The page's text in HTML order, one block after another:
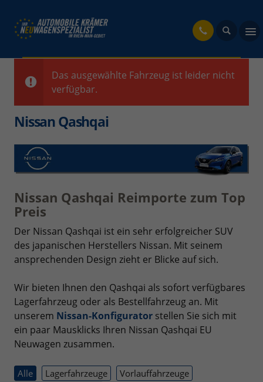
Das ausgewählte Fahrzeug ist leider nicht
verfügbar.
Nissan Qashqai
Nissan Qashqai Reimporte zum Top
Preis
Der Nissan Qashqai ist ein sehr erfolgreicher SUV
des japanischen Herstellers Nissan. Mit seinem
ansprechenden Design zieht er Blicke auf sich.
Wir bieten Ihnen den Qashqai als sofort verfügbares
Lagerfahrzeug oder als Bestellfahrzeug an. Mit
unserem Nissan-Konfigurator stellen Sie sich mit
ein paar Mausklicks Ihren Nissan Qashqai EU
Neuwagen zusammen.
Alle Lagerfahrzeuge
Vorlauffahrzeuge